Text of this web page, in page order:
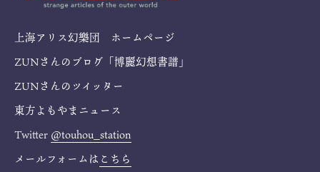
上海アリス幻樂団 ホームページ
ZUNさんのブログ「博麗幻想書譜」
ZUNさんのツイッター
東方よもやまニュース
Twitter @touhou_station
メールフォームは こちら